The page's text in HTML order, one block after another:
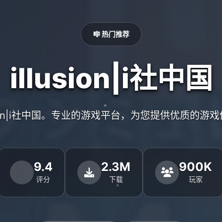
🎼 热门推荐
illusion|i社中国
社中国。专业的游戏平台，为您提供优质的游戏
9.4
评分
2.3M
下载
900K
玩家